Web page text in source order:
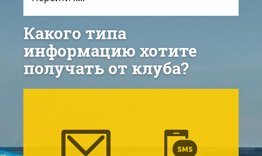
Какого типа
информацию хотите
получать от клуба?